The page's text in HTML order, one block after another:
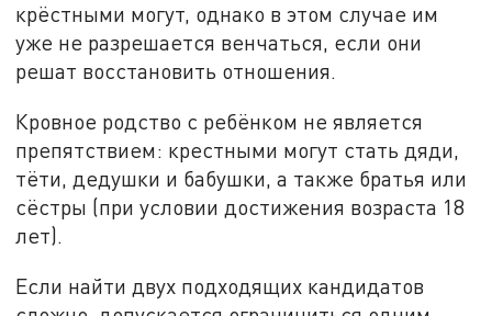
крёстными могут, однако в этом случае им
уже не разрешается венчаться, если они
решат восстановить отношения.
Кровное родство с ребёнком не является
препятствием: крестными могут стать дяди,
тёти, дедушки и бабушки, а также братья или
сёстры (при условии достижения возраста 18
лет).
Если найти двух подходящих кандидатов